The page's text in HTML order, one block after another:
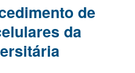
de
da